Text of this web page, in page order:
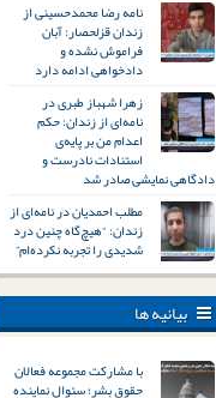
نامه رضا محمدحسینی از
زندان قزلحصار: آبان
فراموش نشده و
دادخواهی ادامه دارد
زهرا شهباز طبری در
نامه‌ای از زندان: حکم
اعدام من بر پایه‌ی
استنادات نادرست و
دادگاهی نمایشی صادر شد
مطلب احمدیان در نامه‌ای از
زندان: “هیچ‌گاه چنین درد
شدیدی را تجربه نکرده‌ام”
بیانیه ها
با مشارکت مجموعه فعالان
حقوق بشر؛ سئوال نماینده